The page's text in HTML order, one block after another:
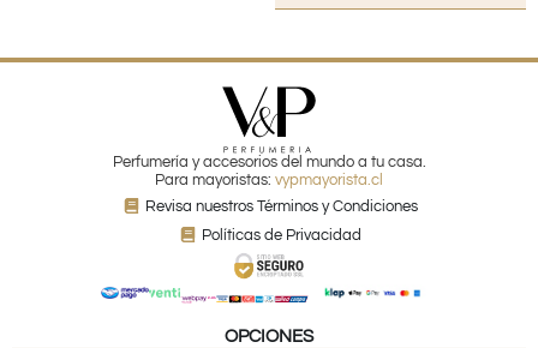
Perfumería y accesorios del mundo a tu casa.
Para mayoristas: vypmayorista.cl
Revisa nuestros Términos y Condiciones
Políticas de Privacidad
OPCIONES